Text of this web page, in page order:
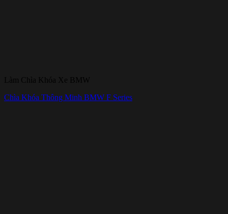
Làm Chìa Khóa Xe BMW
Chìa Khóa Thông Minh BMW F Series